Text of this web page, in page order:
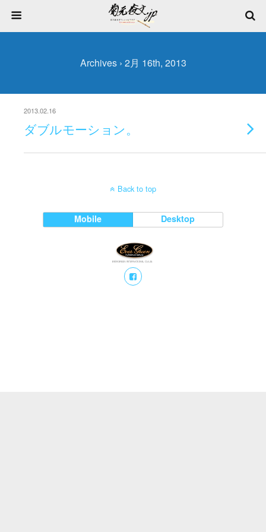
Archives › 2月 16th, 2013
2013.02.16
ダブルモーション。
Back to top
Mobile Desktop